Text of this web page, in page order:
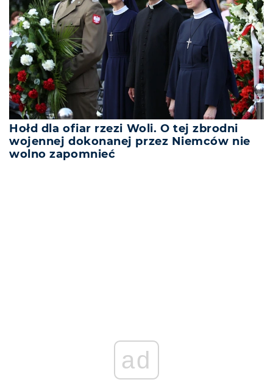
Hołd dla ofiar rzezi Woli. O tej zbrodni
wojennej dokonanej przez Niemców nie
wolno zapomnieć